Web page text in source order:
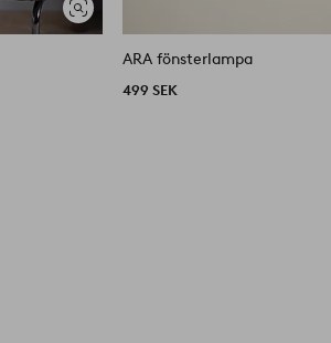
Visa
liknande
ARA fönsterlampa
499 SEK